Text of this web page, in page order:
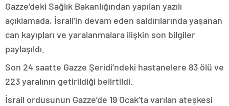
Gazze’deki Sağlık Bakanlığından yapılan yazılı
açıklamada, İsrail’in devam eden saldırılarında yaşanan
can kayıpları ve yaralanmalara ilişkin son bilgiler
paylaşıldı.
Son 24 saatte Gazze Şeridi’ndeki hastanelere 83 ölü ve
223 yaralının getirildiği belirtildi.
İsrail ordusunun Gazze’de 19 Ocak’ta varılan ateşkesi